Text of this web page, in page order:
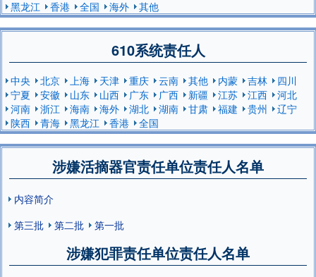
黑龙江
香港 全国 海外 其他
610系统责任人
中央 北京 上海 天津 重庆 云南 其他 内蒙 吉林
四川
宁夏
安徽 山东 山西 广东 广西 新疆 江苏 江西
河北
河南
浙江 海南 海外 湖北 湖南 甘肃 福建 贵州
辽宁
陕西
青海 黑龙江 香港 全国
涉嫌活摘器官责任单位责任人名单
内容简介
第三批
第二批 第一批
涉嫌犯罪责任单位责任人名单